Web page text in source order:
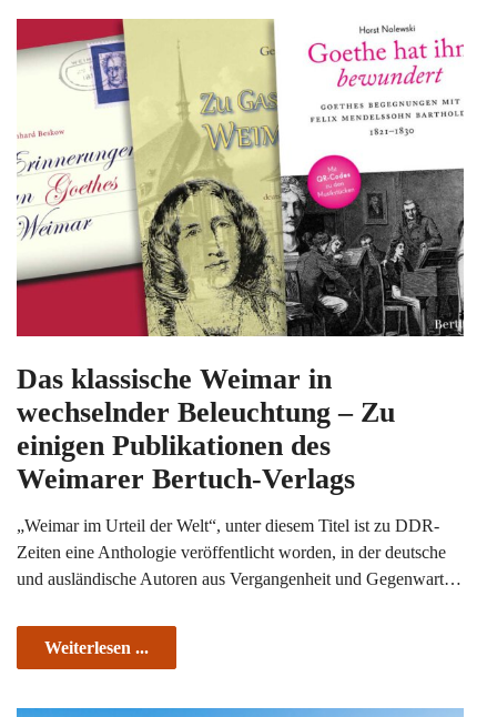
Das klassische Weimar in
wechselnder Beleuchtung – Zu
einigen Publikationen des
Weimarer Bertuch-Verlags
„Weimar im Urteil der Welt“, unter diesem Titel ist zu DDR-
Zeiten eine Anthologie veröffentlicht worden, in der deutsche
und ausländische Autoren aus Vergangenheit und Gegenwart…
Weiterlesen ...